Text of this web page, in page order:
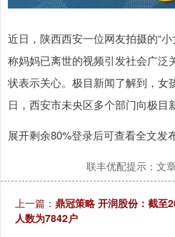
近日，陕西西安一位网友拍摄的“
称妈妈已离世的视频引发社会广泛
状表示关心。极目新闻了解到，女
日，西安市未央区多个部门向极目
展开剩余80%登录后可查看全文发
联丰优配提示：文
上一篇： 鼎冠策略 开润股份：截至
人数为7842户